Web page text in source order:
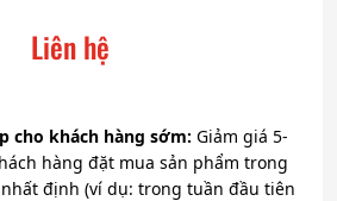
Liên hệ
cho khách hàng sớm: Giảm giá 5-
hàng đặt mua sản phẩm trong
định (ví dụ: trong tuần đầu tiên